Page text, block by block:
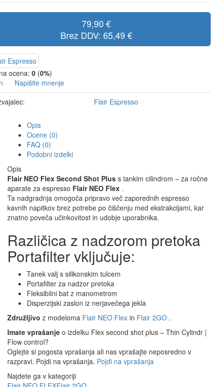
79,90 €
Brez DDV: 65,49 €
ocena: 0 (0%)
Napišite mnenje
Flair Espresso
Opis
Ocene (0)
FAQ (0)
Podobni izdelki
Opis
Flair NEO Flex Second Shot Plus s tankim cilindrom – za ročne
aparate za espresso Flair NEO Flex .
Ta nadgradnja omogoča pripravo več zaporednih espresso
kavnih napitkov brez potrebe po čiščenju med ekstrakcijami, kar
znatno poveča učinkovitost in udobje uporabnika.
Različica z nadzorom pretoka
Portafilter vključuje:
Tanek valj s silikonskim tulcem
Portafilter za nadzor pretoka
Fleksibilni bat z manometrom
Disperzijski zaslon iz nerjavečega jekla
Združljivo z modeloma Flair NEO Flex in Flair 2GO .
Imate vprašanje o izdelku Flex second shot plus – Thin Cylindr |
Flow control?
Oglejte si pogosta vprašanja ali nas vprašajte neposredno v
razpravi. Pojdi na vprašanja. Pojdi na vprašanja
Najdete ga v kategoriji